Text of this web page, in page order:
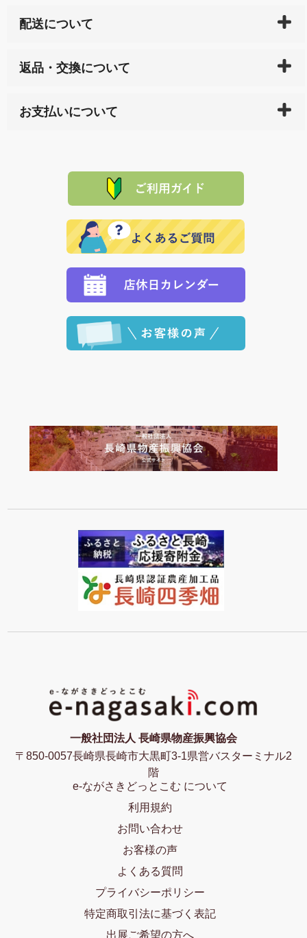
配送について
天ペイ」の方はご注文受付後）、 長崎県下全域に点在
サイト内で購入された商品の送料は、こちらの
全国送
れの生産メーカーからお客様の元へ直送いたしますの
で、 それぞれ個別に送料が必要になります。
返品・交換について
または配送途中の 事故などで不都合が生じている場合
品代金を返金いたします。）
その際は誠に申し訳ありませんが、当協会までご注文
願いいたします。
お支払いについて
た場合、お客様からの ご入金を確認した後で、商品を
※「クレジットカード」「PayPay」「楽天ペイ」を指
定された場合は、準備出来次第の便にてお送りいたし
ます。 （到着日指定をされている場合は、ご指定の日
程に合わせてお届けいたします。）
一般社団法人 長崎県物産振興協会
〒850-0057長崎県長崎市大黒町3-1県営バスターミナル2
階
e-ながさきどっとこむ について
利用規約
お問い合わせ
お客様の声
よくある質問
プライバシーポリシー
特定商取引法に基づく表記
出展ご希望の方へ